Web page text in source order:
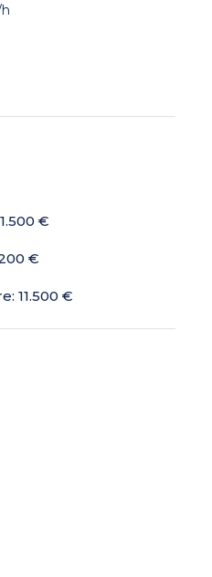
€
€
11.500 €